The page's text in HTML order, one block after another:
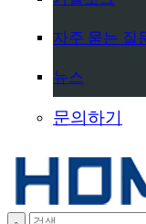
자주 묻는 질
뉴스
문의하기